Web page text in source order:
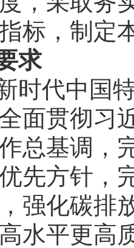
标，制定
求
时代中国
面贯彻习
总基调，
先方针，
强化碳排
水平更高